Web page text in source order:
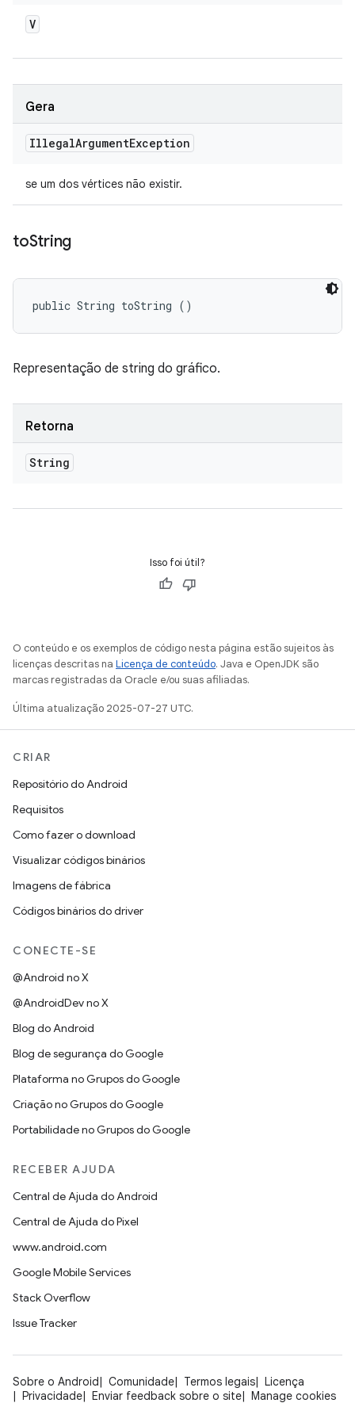
V
Gera
IllegalArgumentException
se um dos vértices não existir.
toString
public String toString ()
Representação de string do gráfico.
Retorna
String
Isso foi útil?
O conteúdo e os exemplos de código nesta página estão sujeitos às
licenças descritas na Licença de conteúdo. Java e OpenJDK são
marcas registradas da Oracle e/ou suas afiliadas.
Última atualização 2025-07-27 UTC.
CRIAR
Repositório do Android
Requisitos
Como fazer o download
Visualizar códigos binários
Imagens de fábrica
Códigos binários do driver
CONECTE-SE
@Android no X
@AndroidDev no X
Blog do Android
Blog de segurança do Google
Plataforma no Grupos do Google
Criação no Grupos do Google
Portabilidade no Grupos do Google
RECEBER AJUDA
Central de Ajuda do Android
Central de Ajuda do Pixel
www.android.com
Google Mobile Services
Stack Overflow
Issue Tracker
Sobre o Android Comunidade Termos legais
Licença
Privacidade
Enviar feedback sobre o site Manage cookies